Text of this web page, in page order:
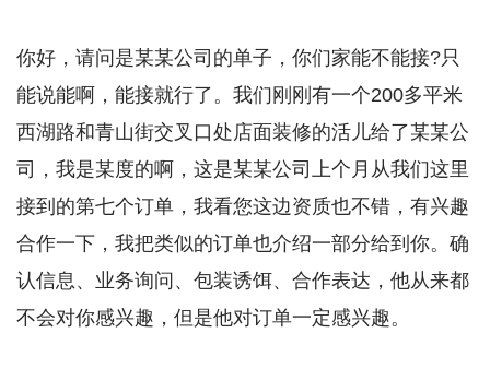
你好，请问是某某公司的单子，你们家能不能接?只
能说能啊，能接就行了。我们刚刚有一个200多平米
西湖路和青山街交叉口处店面装修的活儿给了某某公
司，我是某度的啊，这是某某公司上个月从我们这里
接到的第七个订单，我看您这边资质也不错，有兴趣
合作一下，我把类似的订单也介绍一部分给到你。确
认信息、业务询问、包装诱饵、合作表达，他从来都
不会对你感兴趣，但是他对订单一定感兴趣。